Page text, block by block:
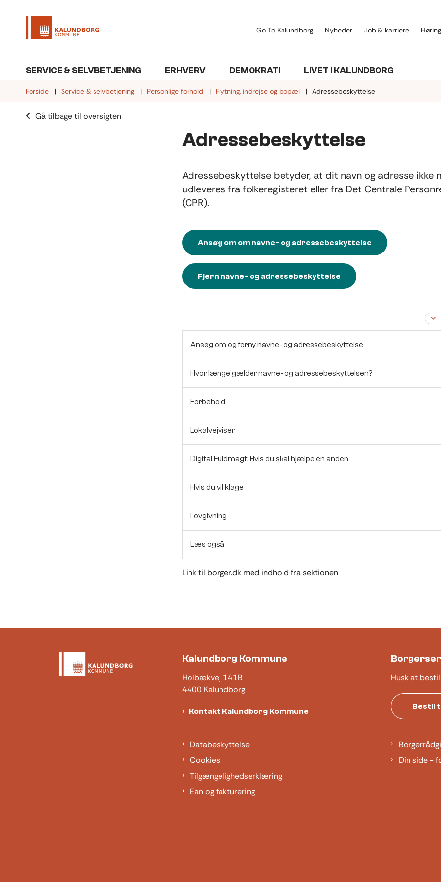
Go To Kalundborg Nyheder Job & karriere
SERVICE & SELVBETJENING ERHVERV DEMOKRATI LIVET I KALUNDBORG
Forside Service & selvbetjening Personlige forhold Flytning, indrejse og bopæl Adressebeskyttelse
Gå tilbage til oversigten
Adressebeskyttelse
Adressebeskyttelse betyder, at dit navn og adresse ikke
udleveres fra folkeregisteret eller fra Det Centrale
(CPR).
Ansøg om om navne- og adressebeskyttelse
Fjern navne- og adressebeskyttelse
Ansøg om og forny navne- og adressebeskyttelse
Hvor længe gælder navne- og adressebeskyttelsen?
Forbehold
Lokalvejviser
Digital Fuldmagt: Hvis du skal hjælpe en anden
Hvis du vil klage
Lovgivning
Læs også
Link til borger.dk med indhold fra sektionen
Kalundborg Kommune
Holbækvej 141B
4400 Kalundborg
Kontakt Kalundborg Kommune
Husk at
Bestil
Databeskyttelse
Cookies
Tilgængelighedserklæring
Ean og fakturering
Din side -